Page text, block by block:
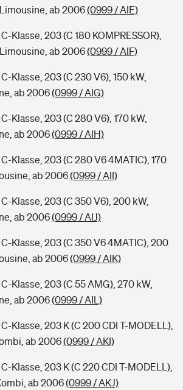
ab 2006(0999 / AIE)
Klasse, 203 (C 180 KOMPRESSOR),
ab 2006(0999 / AIF)
Klasse, 203 (C 230 V6), 150 kW,
ab 2006(0999 / AIG)
Klasse, 203 (C 280 V6), 170 kW,
ab 2006(0999 / AIH)
Klasse, 203 (C 280 V6 4MATIC), 170
ab 2006(0999 / AII)
Klasse, 203 (C 350 V6), 200 kW,
ab 2006(0999 / AIJ)
Klasse, 203 (C 350 V6 4MATIC), 200
ab 2006(0999 / AIK)
Klasse, 203 (C 55 AMG), 270 kW,
ab 2006(0999 / AIL)
Klasse, 203 K (C 200 CDI T-MODELL),
ab 2006(0999 / AKI)
Klasse, 203 K (C 220 CDI T-MODELL),
ab 2006(0999 / AKJ)